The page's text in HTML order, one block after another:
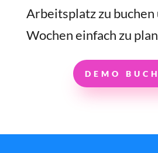
Arbeitsplatz zu buchen
Wochen einfach zu
DEMO